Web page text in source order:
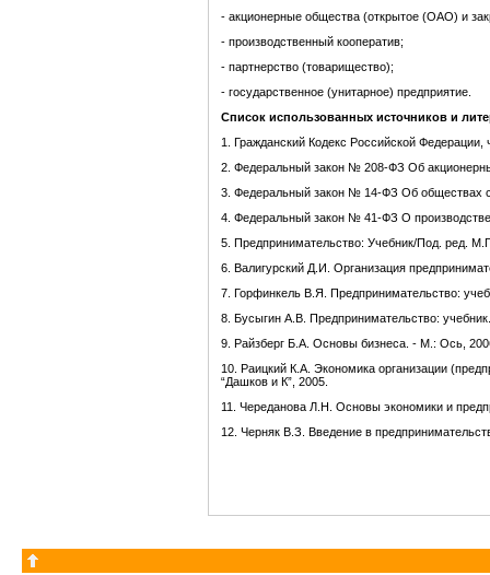
- акционерные общества (открытое (ОАО) и
- производственный кооператив;
- партнерство (товарищество);
- государственное (унитарное) предприятие.
Список использованных источников и
1. Гражданский Кодекс Российской
2. Федеральный закон № 208-ФЗ Об
3. Федеральный закон № 14-ФЗ Об обществах с
4. Федеральный закон № 41-ФЗ О
5. Предпринимательство: Учебник/Под. ред.
6. Валигурский Д.И. Организация
7. Горфинкель В.Я. Предпринимательство:
8. Бусыгин А.В. Предпринимательство:
9. Райзберг Б.А. Основы бизнеса. - М.: Ось,
10. Раицкий К.А. Экономика организации
“Дашков и К”, 2005.
11. Череданова Л.Н. Основы экономики и
12. Черняк В.З. Введение в